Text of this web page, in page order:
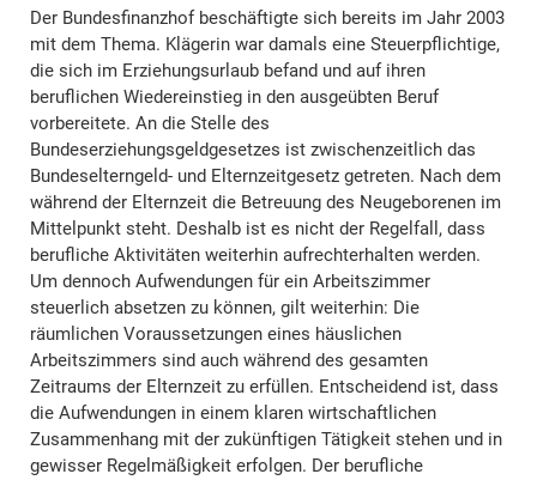
Der Bundesfinanzhof beschäftigte sich bereits im Jahr 2003
mit dem Thema. Klägerin war damals eine Steuerpflichtige,
die sich im Erziehungsurlaub befand und auf ihren
beruflichen Wiedereinstieg in den ausgeübten Beruf
vorbereitete. An die Stelle des
Bundeserziehungsgeldgesetzes ist zwischenzeitlich das
Bundeselterngeld- und Elternzeitgesetz getreten. Nach dem
während der Elternzeit die Betreuung des Neugeborenen im
Mittelpunkt steht. Deshalb ist es nicht der Regelfall, dass
berufliche Aktivitäten weiterhin aufrechterhalten werden.
Um dennoch Aufwendungen für ein Arbeitszimmer
steuerlich absetzen zu können, gilt weiterhin: Die
räumlichen Voraussetzungen eines häuslichen
Arbeitszimmers sind auch während des gesamten
Zeitraums der Elternzeit zu erfüllen. Entscheidend ist, dass
die Aufwendungen in einem klaren wirtschaftlichen
Zusammenhang mit der zukünftigen Tätigkeit stehen und in
gewisser Regelmäßigkeit erfolgen. Der berufliche